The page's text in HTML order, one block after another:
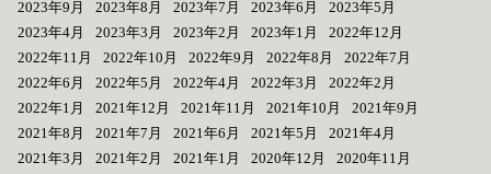
2023年9月
2023年8月 2023年7月 2023年6月
2023年5月
2023年4月
2023年3月 2023年2月 2023年1月
2022年12月
2022年11月
2022年10月 2022年9月 2022年8月
2022年7月
2022年6月
2022年5月 2022年4月 2022年3月
2022年2月
2022年1月
2021年12月 2021年11月 2021年10月
2021年9月
2021年8月
2021年7月 2021年6月 2021年5月
2021年4月
2021年3月
2021年2月 2021年1月 2020年12月
2020年11月